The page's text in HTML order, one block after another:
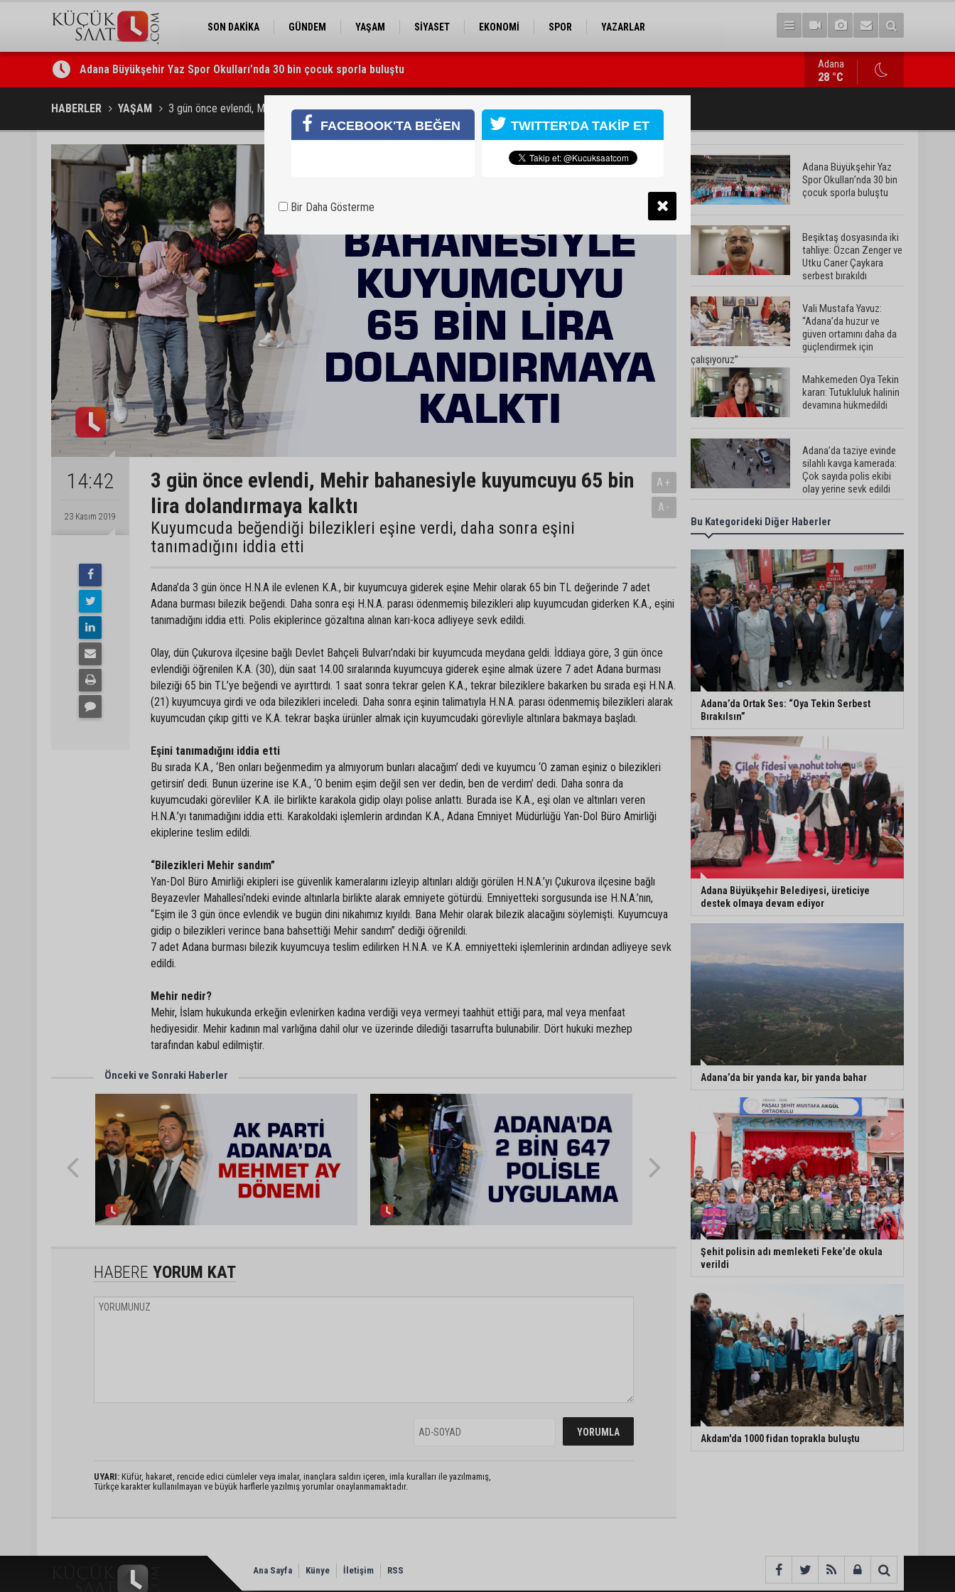
SON DAKİKA GÜNDEM YAŞAM SİYASET EKONOMİ SPOR YAZARLAR
Adana Büyükşehir Yaz Spor Okulları’nda 30 bin çocuk sporla buluştu
Beşiktaş dosyasında iki tahliye: Özcan Zenger ve Utku Caner Çaykara serbest bırakıldı
Vali Mustafa Yavuz: “Adana’da huzur ve güven ortamını daha
Adana
28 °C
HABERLER YAŞAM 3 gün önce evlendi, Mehir bahanesiyle kuyumcuyu 65 bin lira dolandırmaya kalktı
14:42
23 Kasım 2019
3 gün önce evlendi, Mehir bahanesiyle kuyumcuyu 65 bin
lira dolandırmaya kalktı
Kuyumcuda beğendiği bilezikleri eşine verdi, daha sonra eşini
tanımadığını iddia etti
A+
A-
Adana’da 3 gün önce H.N.A ile evlenen K.A., bir kuyumcuya giderek eşine Mehir olarak 65 bin TL değerinde 7 adet
Adana burması bilezik beğendi. Daha sonra eşi H.N.A. parası ödenmemiş bilezikleri alıp kuyumcudan giderken K.A., eşini
tanımadığını iddia etti. Polis ekiplerince gözaltına alınan karı-koca adliyeye sevk edildi.
Olay, dün Çukurova ilçesine bağlı Devlet Bahçeli Bulvarı’ndaki bir kuyumcuda meydana geldi. İddiaya göre, 3 gün önce
evlendiği öğrenilen K.A. (30), dün saat 14.00 sıralarında kuyumcuya giderek eşine almak üzere 7 adet Adana burması
bileziği 65 bin TL’ye beğendi ve ayırttırdı. 1 saat sonra tekrar gelen K.A., tekrar bileziklere bakarken bu sırada eşi H.N.A.
(21) kuyumcuya girdi ve oda bilezikleri inceledi. Daha sonra eşinin talimatıyla H.N.A. parası ödenmemiş bilezikleri alarak
kuyumcudan çıkıp gitti ve K.A. tekrar başka ürünler almak için kuyumcudaki görevliyle altınlara bakmaya başladı.
Eşini tanımadığını iddia etti
Bu sırada K.A., ‘Ben onları beğenmedim ya almıyorum bunları alacağım’ dedi ve kuyumcu ‘O zaman eşiniz o bilezikleri
getirsin’ dedi. Bunun üzerine ise K.A., ‘O benim eşim değil sen ver dedin, ben de verdim’ dedi. Daha sonra da
kuyumcudaki görevliler K.A. ile birlikte karakola gidip olayı polise anlattı. Burada ise K.A., eşi olan ve altınları veren
H.N.A.’yı tanımadığını iddia etti. Karakoldaki işlemlerin ardından K.A., Adana Emniyet Müdürlüğü Yan-Dol Büro Amirliği
ekiplerine teslim edildi.
“Bilezikleri Mehir sandım”
Yan-Dol Büro Amirliği ekipleri ise güvenlik kameralarını izleyip altınları aldığı görülen H.N.A.’yı Çukurova ilçesine bağlı
Beyazevler Mahallesi’ndeki evinde altınlarla birlikte alarak emniyete götürdü. Emniyetteki sorgusunda ise H.N.A.’nın,
“Eşim ile 3 gün önce evlendik ve bugün dini nikahımız kıyıldı. Bana Mehir olarak bilezik alacağını söylemişti. Kuyumcuya
gidip o bilezikleri verince bana bahsettiği Mehir sandım” dediği öğrenildi.
7 adet Adana burması bilezik kuyumcuya teslim edilirken H.N.A. ve K.A. emniyetteki işlemlerinin ardından adliyeye sevk
edildi.
Mehir nedir?
Mehir, İslam hukukunda erkeğin evlenirken kadına verdiği veya vermeyi taahhüt ettiği para, mal veya menfaat
hediyesidir. Mehir kadının mal varlığına dahil olur ve üzerinde dilediği tasarrufta bulunabilir. Dört hukuki mezhep
tarafından kabul edilmiştir.
Önceki ve Sonraki Haberler
HABERE YORUM KAT
UYARI: Küfür, hakaret, rencide edici cümleler veya imalar, inançlara saldırı içeren, imla kuralları ile yazılmamış,
Türkçe karakter kullanılmayan ve büyük harflerle yazılmış yorumlar onaylanmamaktadır.
Adana Büyükşehir Yaz
Spor Okulları’nda 30 bin
çocuk sporla buluştu
Beşiktaş dosyasında iki
tahliye: Özcan Zenger ve
Utku Caner Çaykara
serbest bırakıldı
Vali Mustafa Yavuz:
“Adana’da huzur ve
güven ortamını daha da
güçlendirmek için
çalışıyoruz”
Mahkemeden Oya Tekin
kararı: Tutukluluk halinin
devamına hükmedildi
Adana’da taziye evinde
silahlı kavga kamerada:
Çok sayıda polis ekibi
olay yerine sevk edildi
Adana’da parktaki OED
cihazını çalan şüpheli
tutuklandı
Seyhan’da fırın ve
pastanelere hijyen
denetimi gerçekleştirildi
Eski polis memuru Ergün
Karakaya’nın öldürüldüğü
silahlı kavganın
görüntüleri ortaya çıktı
İmamoğlu’nda hijyen ve
etiket kontrolü
Mustafa Özkan: "Yüreğir
Belediye Başkan Vekilliği
seçimine ilişkin hukuki
süreç başlatıldı"
Bu Kategorideki Diğer Haberler
Adana’da Ortak Ses: “Oya Tekin Serbest
Bırakılsın”
Adana Büyükşehir Belediyesi, üreticiye
destek olmaya devam ediyor
Adana’da bir yanda kar, bir yanda bahar
Şehit polisin adı memleketi Feke’de okula
verildi
Akdam'da 1000 fidan toprakla buluştu
Ana Sayfa Künye İletişim RSS
FACEBOOK'TA BEĞEN TWITTER'DA TAKİP ET
Bir Daha Gösterme